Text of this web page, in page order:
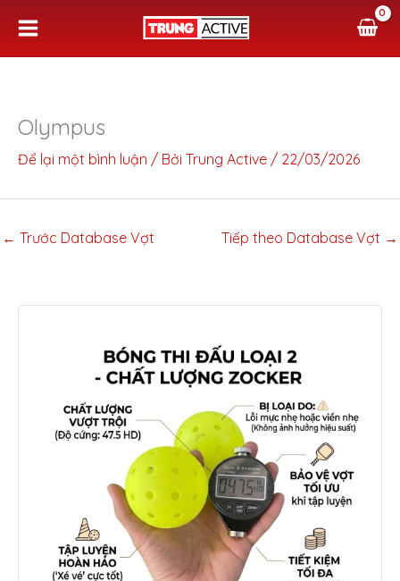
nội
Olympus
Để lại một bình luận / Bởi Trung Active / 22/03/2026
← Trước Database Vợt Tiếp theo Database Vợt →